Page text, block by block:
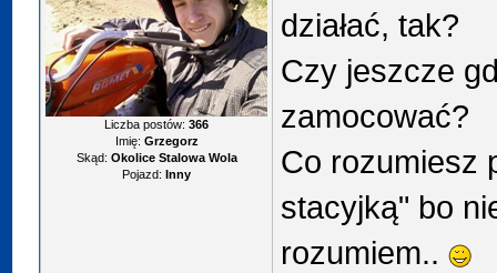
Liczba postów:366
Imię: Grzegorz
Skąd: Okolice Stalowa Wola
Pojazd: Inny
działać, tak?
Czy jeszcze
zamocować?
Co rozumiesz
stacyjką" bo
rozumiem..